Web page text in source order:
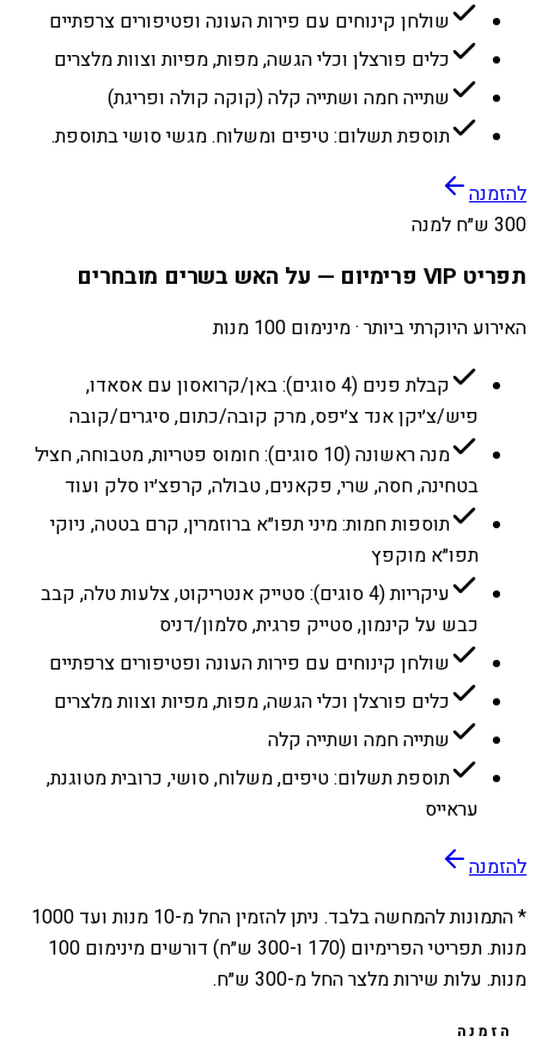
שולחן קינוחים עם פירות העונה ופטיפורים צרפתיים
כלים פורצלן וכלי הגשה, מפות, מפיות וצוות מלצרים
שתייה חמה ושתייה קלה (קוקה קולה ופריגת)
תוספת תשלום: טיפים ומשלוח. מגשי סושי בתוספת.
להזמנה
300 ש״ח למנה
תפריט VIP פרימיום — על האש בשרים מובחרים
האירוע היוקרתי ביותר · מינימום 100 מנות
קבלת פנים (4 סוגים): באן/קרואסון עם אסאדו,
פיש/צ׳יקן אנד צ׳יפס, מרק קובה/כתום, סיגרים/קובה
מנה ראשונה (10 סוגים): חומוס פטריות, מטבוחה, חציל
בטחינה, חסה, שרי, פקאנים, טבולה, קרפצ׳יו סלק ועוד
תוספות חמות: מיני תפו״א ברוזמרין, קרם בטטה, ניוקי
תפו״א מוקפץ
עיקריות (4 סוגים): סטייק אנטריקוט, צלעות טלה, קבב
כבש על קינמון, סטייק פרגית, סלמון/דניס
שולחן קינוחים עם פירות העונה ופטיפורים צרפתיים
כלים פורצלן וכלי הגשה, מפות, מפיות וצוות מלצרים
שתייה חמה ושתייה קלה
תוספת תשלום: טיפים, משלוח, סושי, כרובית מטוגנת,
עראייס
להזמנה
* התמונות להמחשה בלבד. ניתן להזמין החל מ-10 מנות ועד 1000
מנות. תפריטי הפרימיום (170 ו-300 ש״ח) דורשים מינימום 100
מנות. עלות שירות מלצר החל מ-300 ש״ח.
הזמנה